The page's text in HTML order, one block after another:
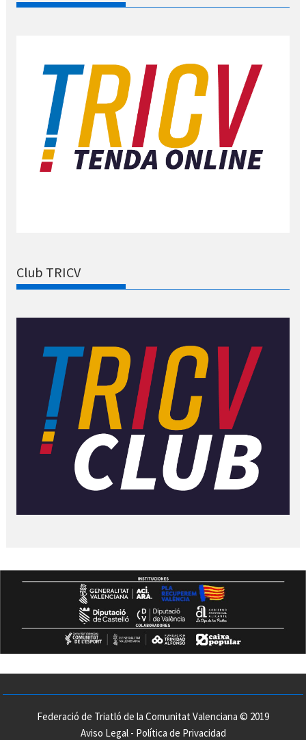
Club TRICV
Federació de Triatló de la Comunitat Valenciana © 2019
Aviso Legal- Política de Privacidad